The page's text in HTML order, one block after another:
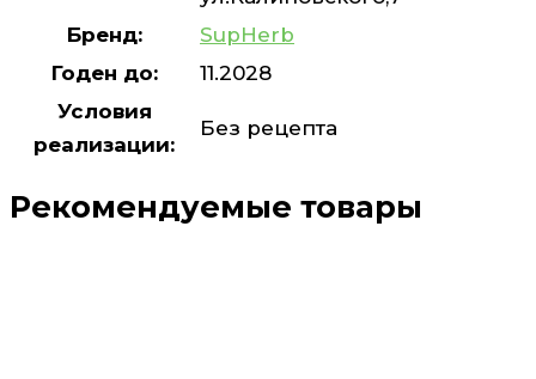
Бренд:
SupHerb
Годен до:
11.2028
Условия
реализации:
Без рецепта
Рекомендуемые товары